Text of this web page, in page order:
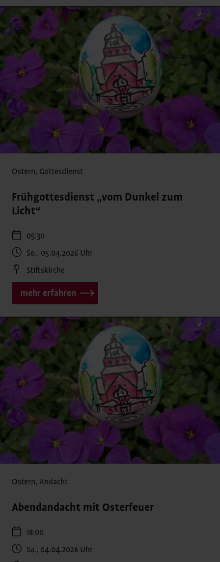
Ostern, Gottesdienst
Frühgottesdienst „vom Dunkel zum
Licht“
05:30
So., 05.04.2026 Uhr
Stiftskirche
mehr erfahren
Ostern, Andacht
Abendandacht mit Osterfeuer
18:00
Sa., 04.04.2026 Uhr